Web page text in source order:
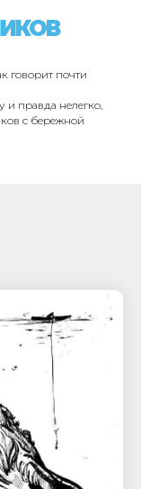
говорит почти
и правда нелегко,
с бережной